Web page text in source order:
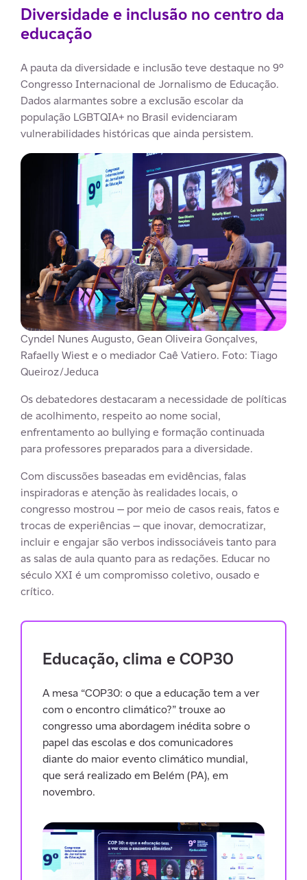
Diversidade e inclusão no centro da
educação
A pauta da diversidade e inclusão teve destaque no 9º
Congresso Internacional de Jornalismo de Educação.
Dados alarmantes sobre a exclusão escolar da
população LGBTQIA+ no Brasil evidenciaram
vulnerabilidades históricas que ainda persistem.
Cyndel Nunes Augusto, Gean Oliveira Gonçalves,
Rafaelly Wiest e o mediador Caê Vatiero. Foto: Tiago
Queiroz/Jeduca
Os debatedores destacaram a necessidade de políticas
de acolhimento, respeito ao nome social,
enfrentamento ao bullying e formação continuada
para professores preparados para a diversidade.
Com discussões baseadas em evidências, falas
inspiradoras e atenção às realidades locais, o
congresso mostrou — por meio de casos reais, fatos e
trocas de experiências — que inovar, democratizar,
incluir e engajar são verbos indissociáveis tanto para
as salas de aula quanto para as redações. Educar no
século XXI é um compromisso coletivo, ousado e
crítico.
Educação, clima e COP30
A mesa “COP30: o que a educação tem a ver
com o encontro climático?” trouxe ao
congresso uma abordagem inédita sobre o
papel das escolas e dos comunicadores
diante do maior evento climático mundial,
que será realizado em Belém (PA), em
novembro.